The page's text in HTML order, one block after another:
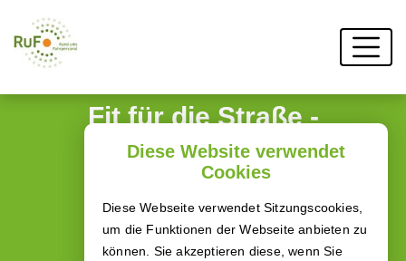
Diese Website verwendet
Cookies
Diese Webseite verwendet Sitzungscookies,
um die Funktionen der Webseite anbieten zu
können. Sie akzeptieren diese, wenn Sie
Fit für die Straße -
Deine BKF
Weiterbildung
Buche dir jetzt deine LKW-Module!